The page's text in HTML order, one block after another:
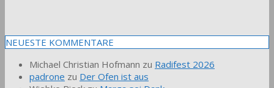
NEUESTE KOMMENTARE
Michael Christian Hofmann zu Radifest 2026
padrone zu Der Ofen ist aus